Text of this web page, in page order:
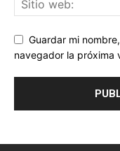
Guardar mi
navegador la próxima